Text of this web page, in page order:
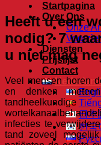
Startpagina
Over Ons
Onze
Diensten
Prijslijst
Contact
日本
한국
Heeft u een
nodig? 7
u niet mag
Veel mensen horen
en denken
infecties te
tand zoveel